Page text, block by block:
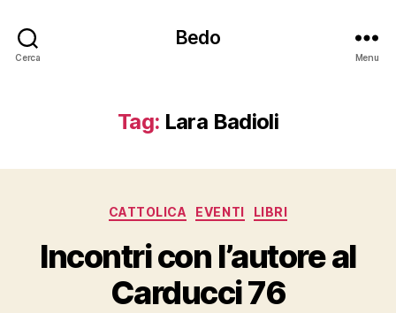
Cerca
Bedo
Menu
Tag: Lara Badioli
Categorie
CATTOLICA EVENTI LIBRI
Incontri con l’autore al
Carducci 76